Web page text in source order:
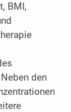
BMI,
den